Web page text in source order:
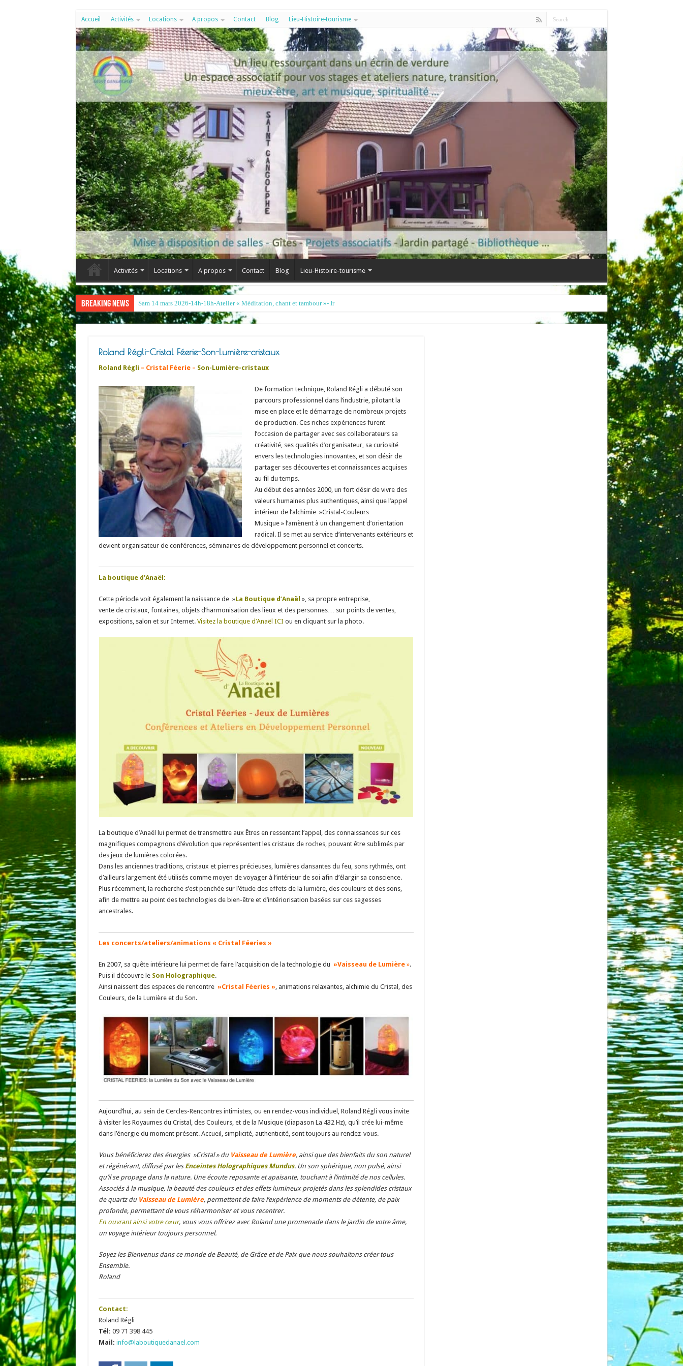
Accueil Activités Locations A propos Contact Blog Lieu-Histoire-tourisme
Activités Locations A propos Contact Blog Lieu-Histoire-tourisme
Breaking News
Roland Régli-Cristal Féerie-Son-Lumière-cristaux
Roland Régli – Cristal Féerie – Son-Lumière-cristaux
De formation technique, Roland Régli a débuté son
parcours professionnel dans l’industrie, pilotant la
mise en place et le démarrage de nombreux projets
de production. Ces riches expériences furent
l’occasion de partager avec ses collaborateurs sa
créativité, ses qualités d’organisateur, sa curiosité
envers les technologies innovantes, et son désir de
partager ses découvertes et connaissances acquises
au fil du temps.
Au début des années 2000, un fort désir de vivre des
valeurs humaines plus authentiques, ainsi que l’appel
intérieur de l’alchimie »Cristal-Couleurs
Musique » l’amènent à un changement d’orientation
radical. Il se met au service d’intervenants extérieurs et
devient organisateur de conférences, séminaires de développement personnel et concerts.
La boutique d’Anaël:
Cette période voit également la naissance de »La Boutique d’Anaël », sa propre entreprise,
vente de cristaux, fontaines, objets d’harmonisation des lieux et des personnes… sur points de ventes,
expositions, salon et sur Internet. Visitez la boutique d’Anaël ICI ou en cliquant sur la photo.
La boutique d’Anaël lui permet de transmettre aux Êtres en ressentant l’appel, des connaissances sur ces
magnifiques compagnons d’évolution que représentent les cristaux de roches, pouvant être sublimés par
des jeux de lumières colorées.
Dans les anciennes traditions, cristaux et pierres précieuses, lumières dansantes du feu, sons rythmés, ont
d’ailleurs largement été utilisés comme moyen de voyager à l’intérieur de soi afin d’élargir sa conscience.
Plus récemment, la recherche s’est penchée sur l’étude des effets de la lumière, des couleurs et des sons,
afin de mettre au point des technologies de bien-être et d’intériorisation basées sur ces sagesses
ancestrales.
Les concerts/ateliers/animations « Cristal Féeries »
En 2007, sa quête intérieure lui permet de faire l’acquisition de la technologie du »Vaisseau de Lumière».
Puis il découvre le Son Holographique.
Ainsi naissent des espaces de rencontre »Cristal Féeries », animations relaxantes, alchimie du Cristal, des
Couleurs, de la Lumière et du Son.
Aujourd’hui, au sein de Cercles-Rencontres intimistes, ou en rendez-vous individuel, Roland Régli vous invite
à visiter les Royaumes du Cristal, des Couleurs, et de la Musique (diapason La 432 Hz), qu’il crée lui-même
dans l’énergie du moment présent. Accueil, simplicité, authenticité, sont toujours au rendez-vous.
Vous bénéficierez des énergies »Cristal » du Vaisseau de Lumière, ainsi que des bienfaits du son naturel
et régénérant, diffusé par les Enceintes Holographiques Mundus. Un son sphérique, non pulsé, ainsi
qu’il se propage dans la nature. Une écoute reposante et apaisante, touchant à l’intimité de nos cellules.
Associés à la musique, la beauté des couleurs et des effets lumineux projetés dans les splendides cristaux
de quartz du Vaisseau de Lumière, permettent de faire l’expérience de moments de détente, de paix
profonde, permettant de vous réharmoniser et vous recentrer.
En ouvrant ainsi votre cœur, vous vous offrirez avec Roland une promenade dans le jardin de votre âme,
un voyage intérieur toujours personnel.
Soyez les Bienvenus dans ce monde de Beauté, de Grâce et de Paix que nous souhaitons créer tous
Ensemble.
Roland
Contact:
Roland Régli
Tél: 09 71 398 445
Mail: info@laboutiquedanael.com